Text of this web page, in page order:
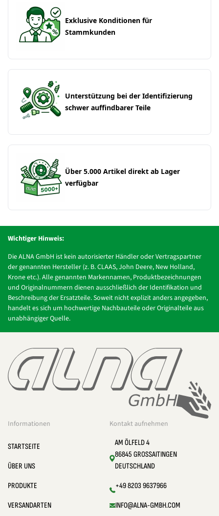
Exklusive Konditionen für
Stammkunden
Unterstützung bei der Identifizierung
schwer auffindbarer Teile
Über 5.000 Artikel direkt ab Lager
verfügbar
Wichtiger Hinweis:
Die ALNA GmbH ist kein autorisierter Händler oder Vertragspartner
der genannten Hersteller (z. B. CLAAS, John Deere, New Holland,
Krone etc.). Alle genannten Markennamen, Produktbezeichnungen
und Originalnummern dienen ausschließlich der Identifikation und
Beschreibung der Ersatzteile. Soweit nicht explizit anders angegeben,
handelt es sich um hochwertige Nachbauteile oder Originalteile aus
unabhängiger Quelle.
Informationen
STARTSEITE
ÜBER UNS
PRODUKTE
VERSANDARTEN
Kontakt aufnehmen
AM ÖLFELD 4
86845 GROSSAITINGEN
DEUTSCHLAND
+49 8203 9637966
INFO@ALNA-GMBH.COM